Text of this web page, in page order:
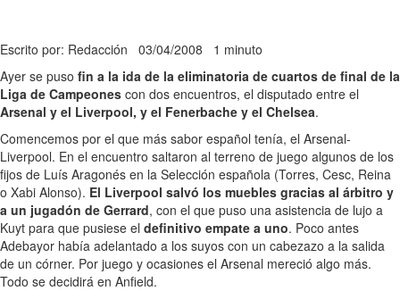
Escrito por: Redacción 03/04/2008 1 minuto
Ayer se puso fin a la ida de la eliminatoria de cuartos de final de la
Liga de Campeones con dos encuentros, el disputado entre el
Arsenal y el Liverpool, y el Fenerbache y el Chelsea.
Comencemos por el que más sabor español tenía, el Arsenal-
Liverpool. En el encuentro saltaron al terreno de juego algunos de los
fijos de Luís Aragonés en la Selección española (Torres, Cesc, Reina
o Xabi Alonso). El Liverpool salvó los muebles gracias al árbitro y
a un jugadón de Gerrard, con el que puso una asistencia de lujo a
Kuyt para que pusiese el definitivo empate a uno. Poco antes
Adebayor había adelantado a los suyos con un cabezazo a la salida
de un córner. Por juego y ocasiones el Arsenal mereció algo más.
Todo se decidirá en Anfield.